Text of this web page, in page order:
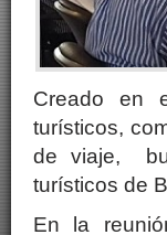
Creado en
turísticos,
de viaje,
turísticos de
En la